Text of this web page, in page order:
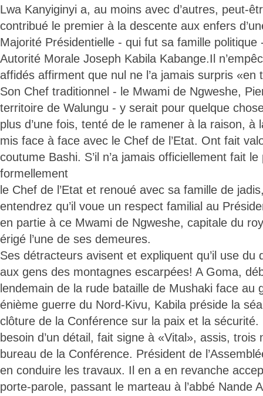
Lwa Kanyiginyi a, au moins avec d’autres, peut-
contribué le premier à la descente aux enfers
Majorité Présidentielle - qui fut sa famille
Autorité Morale Joseph Kabila Kabange.Il
affidés affirment que nul ne l’a jamais surpris «en
Son Chef traditionnel - le Mwami de Ngweshe,
territoire de Walungu - y serait pour quelque
plus d’une fois, tenté de le ramener à la raison, à
mis face à face avec le Chef de l’Etat. Ont fait
coutume Bashi. S’il n’a jamais officiellement fait
formellement
le Chef de l’Etat et renoué avec sa famille de
entendrez qu’il voue un respect familial au
en partie à ce Mwami de Ngweshe, capitale du
érigé l’une de ses demeures.
Ses détracteurs avisent et expliquent qu’il use du
aux gens des montagnes escarpées! A Goma,
lendemain de la rude bataille de Mushaki face au
énième guerre du Nord-Kivu, Kabila préside la
clôture de la Conférence sur la paix et la
besoin d’un détail, fait signe à «Vital», assis, trois
bureau de la Conférence. Président de
en conduire les travaux. Il en a en revanche
porte-parole, passant le marteau à l’abbé Nande